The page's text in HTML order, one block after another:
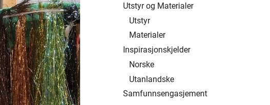
Utstyr og Materialer
Utstyr
Materialer
Inspirasjonskjelder
Norske
Utanlandske
Samfunnsengasjement